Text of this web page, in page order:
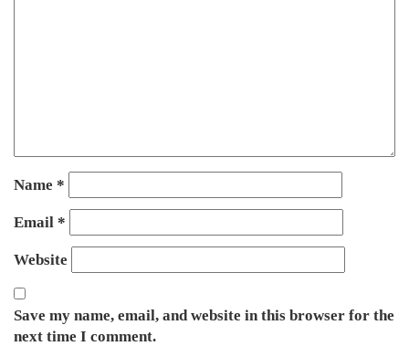
Name *
Email *
Website
Save my name, email, and website in this browser for the
next time I comment.